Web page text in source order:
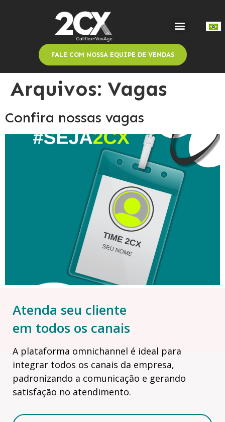
FALE COM NOSSA EQUIPE DE VENDAS
Arquivos: Vagas
Confira nossas vagas
Atenda seu cliente
em todos os canais
A plataforma omnichannel é ideal para
integrar todos os canais da empresa,
padronizando a comunicação e gerando
satisfação no atendimento.